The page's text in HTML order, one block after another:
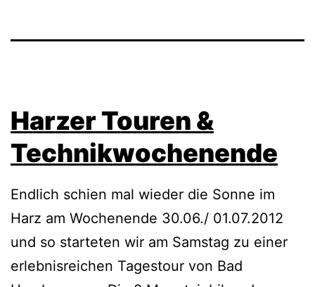
Harzer Touren &
Technikwochenende
Endlich schien mal wieder die Sonne im
Harz am Wochenende 30.06./ 01.07.2012
und so starteten wir am Samstag zu einer
erlebnisreichen Tagestour von Bad